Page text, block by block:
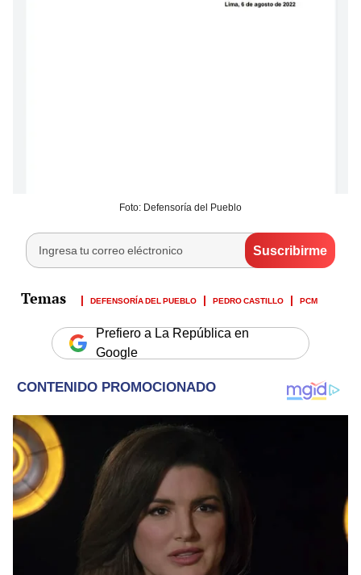
Foto: Defensoría del Pueblo
DEFENSORÍA DEL PUEBLO PEDRO CASTILLO PCM
Prefiero a La República en
Google